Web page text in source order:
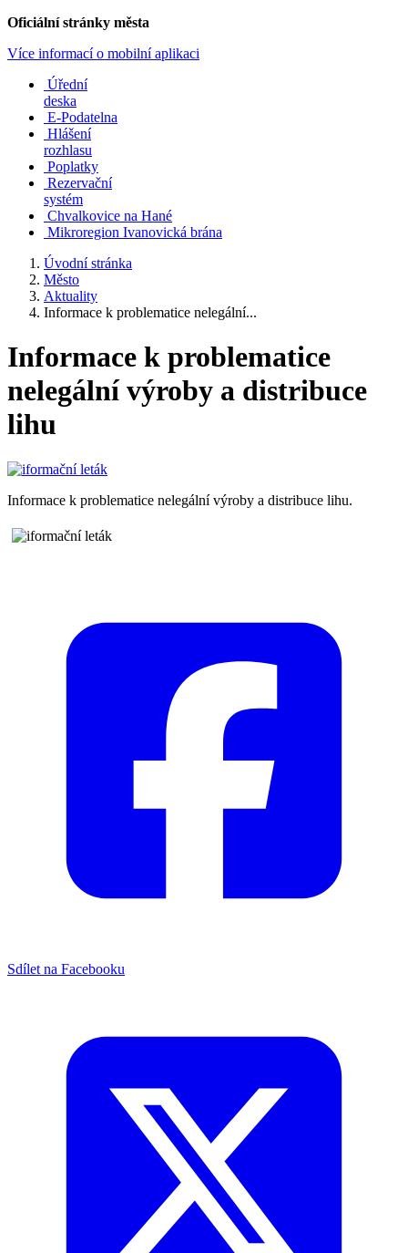
Oficiální stránky města
Více informací o mobilní aplikaci
Úřední
deska
E-Podatelna
Hlášení
rozhlasu
Poplatky
Rezervační
systém
Chvalkovice na Hané
Mikroregion Ivanovická brána
Úvodní stránka
Město
Aktuality
Informace k problematice nelegální...
Informace k problematice
nelegální výroby a distribuce
lihu
Informace k problematice nelegální výroby a distribuce lihu.
Sdílet na Facebooku